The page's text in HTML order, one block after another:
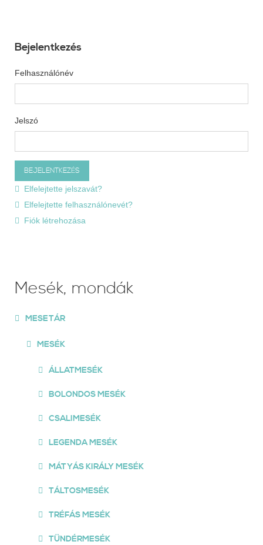
Bejelentkezés
Felhasználónév
Jelszó
Elfelejtette jelszavát?
Elfelejtette felhasználónevét?
Fiók létrehozása
Mesék, mondák
MESETÁR
MESÉK
ÁLLATMESÉK
BOLONDOS MESÉK
CSALIMESÉK
LEGENDA MESÉK
MÁTYÁS KIRÁLY MESÉK
TÁLTOSMESÉK
TRÉFÁS MESÉK
TÜNDÉRMESÉK